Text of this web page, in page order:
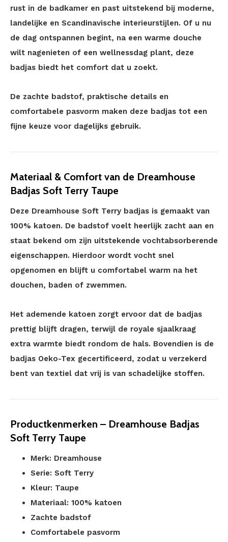
rust in de badkamer en past uitstekend bij moderne,
landelijke en Scandinavische interieurstijlen. Of u nu
de dag ontspannen begint, na een warme douche
wilt nagenieten of een wellnessdag plant, deze
badjas biedt het comfort dat u zoekt.
De zachte badstof, praktische details en
comfortabele pasvorm maken deze badjas tot een
fijne keuze voor dagelijks gebruik.
Materiaal & Comfort van de Dreamhouse
Badjas Soft Terry Taupe
Deze Dreamhouse Soft Terry badjas is gemaakt van
100% katoen. De badstof voelt heerlijk zacht aan en
staat bekend om zijn uitstekende vochtabsorberende
eigenschappen. Hierdoor wordt vocht snel
opgenomen en blijft u comfortabel warm na het
douchen, baden of zwemmen.
Het ademende katoen zorgt ervoor dat de badjas
prettig blijft dragen, terwijl de royale sjaalkraag
extra warmte biedt rondom de hals. Bovendien is de
badjas Oeko-Tex gecertificeerd, zodat u verzekerd
bent van textiel dat vrij is van schadelijke stoffen.
Productkenmerken – Dreamhouse Badjas
Soft Terry Taupe
Merk: Dreamhouse
Serie: Soft Terry
Kleur: Taupe
Materiaal: 100% katoen
Zachte badstof
Comfortabele pasvorm